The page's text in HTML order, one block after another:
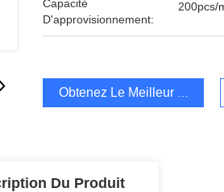
Capacité
D'approvisionnement:
200pcs/
Obtenez Le Meilleur Prix
Du Produit